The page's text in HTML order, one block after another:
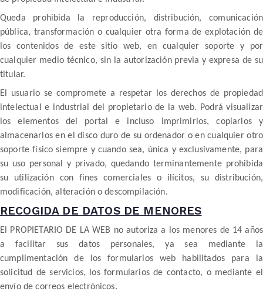
Queda prohibida la reproducción, distribución, comunicación
pública, transformación o cualquier otra forma de explotación de
los contenidos de este sitio web, en cualquier soporte y por
cualquier medio técnico, sin la autorización previa y expresa de su
titular.
El usuario se compromete a respetar los derechos de propiedad
intelectual e industrial del propietario de la web. Podrá visualizar
los elementos del portal e incluso imprimirlos, copiarlos y
almacenarlos en el disco duro de su ordenador o en cualquier otro
soporte físico siempre y cuando sea, única y exclusivamente, para
su uso personal y privado, quedando terminantemente prohibida
su utilización con fines comerciales o ilícitos, su distribución,
modificación, alteración o descompilación.
RECOGIDA DE DATOS DE MENORES
El PROPIETARIO DE LA WEB no autoriza a los menores de 14 años
a facilitar sus datos personales, ya sea mediante la
cumplimentación de los formularios web habilitados para la
solicitud de servicios, los formularios de contacto, o mediante el
envío de correos electrónicos.